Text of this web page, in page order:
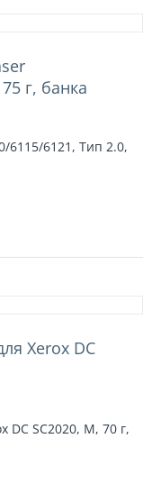
г, банка
6115/6121, Тип 2.0,
Xerox DC
DC SC2020, M, 70 г,